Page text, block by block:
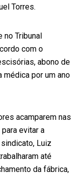
Torres.
no Tribunal
com o
abono de
por um ano
acamparem nas
evitar a
Luiz
até
da fábrica,